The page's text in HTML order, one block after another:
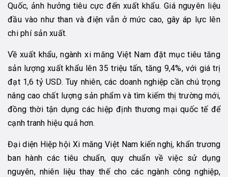
Quốc, ảnh hưởng tiêu cực đến xuất khẩu. Giá nguyên liệu
đầu vào như than và điện vẫn ở mức cao, gây áp lực lên
chi phí sản xuất​.
Về xuất khẩu, ngành xi măng Việt Nam đặt mục tiêu tăng
sản lượng xuất khẩu lên 35 triệu tấn, tăng 9,4%, với giá trị
đạt 1,6 tỷ USD. Tuy nhiên, các doanh nghiệp cần chú trọng
nâng cao chất lượng sản phẩm và tìm kiếm thị trường mới,
đồng thời tận dụng các hiệp định thương mại quốc tế để
cạnh tranh hiệu quả hơn​.
Đại diện Hiệp hội Xi măng Việt Nam kiến nghị, khẩn trương
ban hành các tiêu chuẩn, quy chuẩn về việc sử dụng
nguyên, nhiên liệu thay thế cho các ngành công nghiệp,